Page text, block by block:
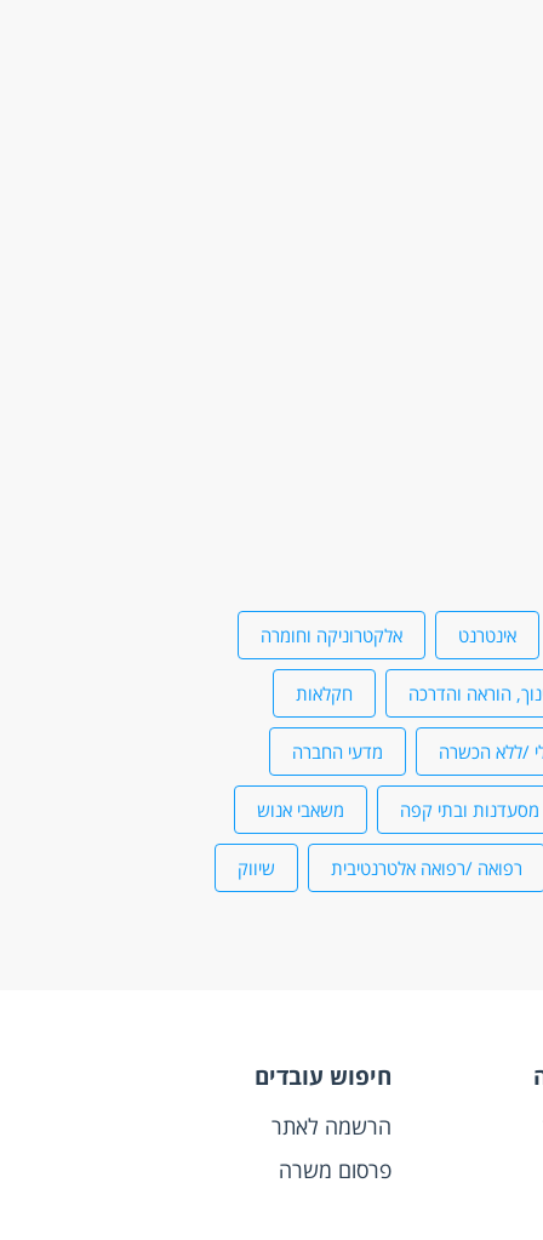
אינטרנט אלקטרוניקה וחומרה
הוראה והדרכה חקלאות
/ללא הכשרה מדעי החברה
מסעדנות ובתי קפה משאבי אנוש
רפואה /רפואה אלטרנטיבית שיווק
חיפוש עובדים
הרשמה לאתר
פרסום משרה